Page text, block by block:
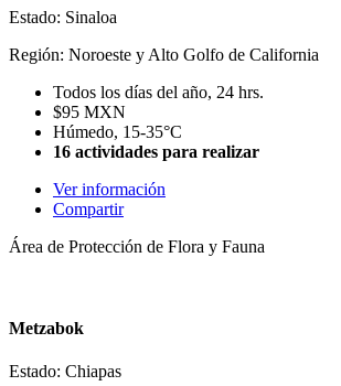
Estado: Sinaloa
Región: Noroeste y Alto Golfo de California
Todos los días del año, 24 hrs.
$95 MXN
Húmedo, 15-35°C
16 actividades para realizar
Ver información
Compartir
Área de Protección de Flora y Fauna
Metzabok
Estado: Chiapas